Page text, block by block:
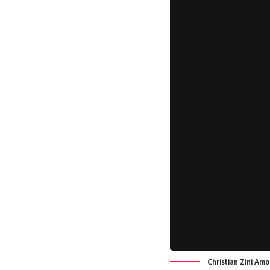
Christian Zini